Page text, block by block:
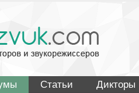
Статьи Дикторы